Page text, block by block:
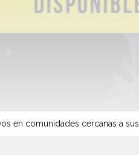
en comunidades cercanas a